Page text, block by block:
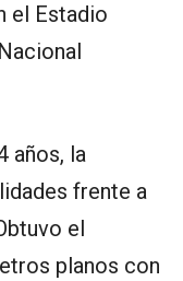
el Estadio
años, la
frente a
el
planos con